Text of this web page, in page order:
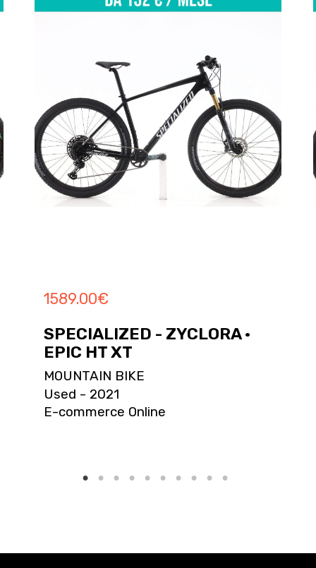
1589.00€
SPECIALIZED - ZYCLORA ·
EPIC HT XT
MOUNTAIN BIKE
Used - 2021
E-commerce Online